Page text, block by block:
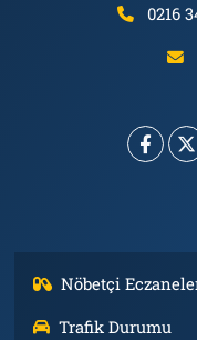
0216
Nöbetçi
Trafik Durumu